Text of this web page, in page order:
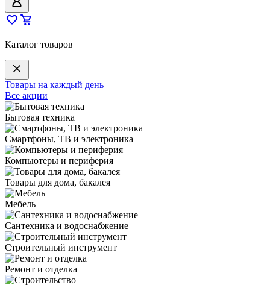
Каталог товаров
Товары на каждый день
Все акции
Бытовая техника
Смартфоны, ТВ и электроника
Компьютеры и периферия
Товары для дома, бакалея
Мебель
Сантехника и водоснабжение
Строительный инструмент
Ремонт и отделка